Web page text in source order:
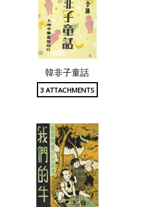
韓非子童話
3 ATTACHMENTS